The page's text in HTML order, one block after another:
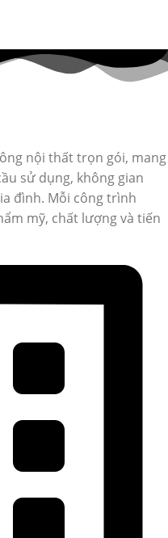
nội thất trọn gói, mang
sử dụng, không gian
đình. Mỗi công trình
mỹ, chất lượng và tiến